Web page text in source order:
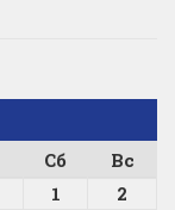
Сб
Вс
1
2